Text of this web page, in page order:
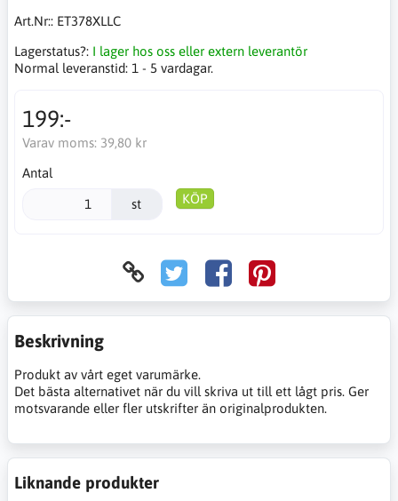
Art.Nr:: ET378XLLC
Lagerstatus?: I lager hos oss eller extern leverantör
Normal leveranstid: 1 - 5 vardagar.
199:-
Varav moms: 39,80 kr
Antal
st KÖP
Beskrivning
Produkt av vårt eget varumärke.
Det bästa alternativet när du vill skriva ut till ett lågt pris. Ger
motsvarande eller fler utskrifter än originalprodukten.
Liknande produkter